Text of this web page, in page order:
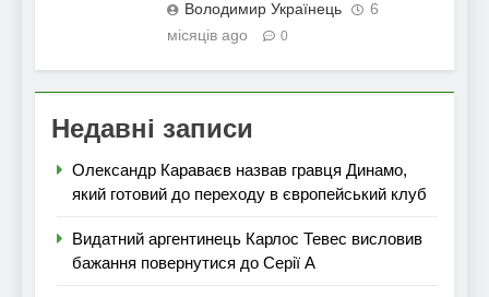
Володимир Українець
6
місяців ago
0
Недавні записи
Олександр Караваєв назвав гравця Динамо,
який готовий до переходу в європейський клуб
Видатний аргентинець Карлос Тевес висловив
бажання повернутися до Серії А